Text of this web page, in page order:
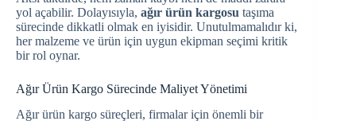
yol açabilir. Dolayısıyla, ağır ürün kargosu taşıma
sürecinde dikkatli olmak en iyisidir. Unutulmamalıdır ki,
her malzeme ve ürün için uygun ekipman seçimi kritik
bir rol oynar.
Ağır Ürün Kargo Sürecinde Maliyet Yönetimi
Ağır ürün kargo süreçleri, firmalar için önemli bir